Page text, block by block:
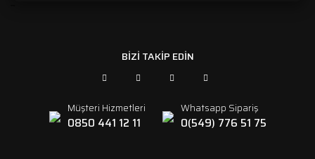
BİZİ TAKİP EDİN
Müşteri Hizmetleri
0850 441 12 11
Whatsapp Sipariş
0(549) 776 51 75